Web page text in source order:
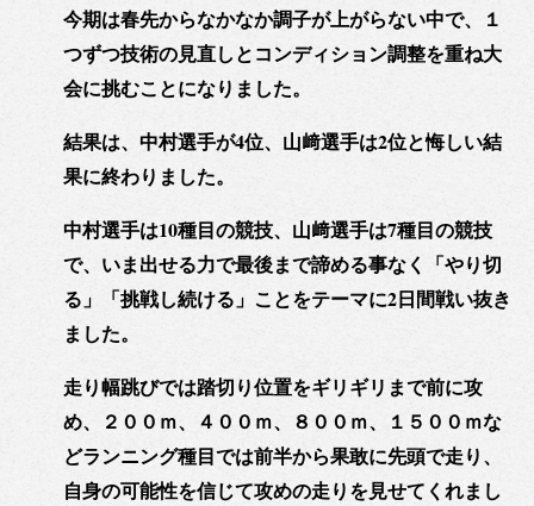
今期は春先からなかなか調子が上がらない中で、１
つずつ技術の見直しとコンディション調整を重ね大
会に挑むことになりました。
結果は、中村選手が4位、山﨑選手は2位と悔しい結
果に終わりました。
中村選手は10種目の競技、山﨑選手は7種目の競技
で、いま出せる力で最後まで諦める事なく「やり切
る」「挑戦し続ける」ことをテーマに2日間戦い抜き
ました。
走り幅跳びでは踏切り位置をギリギリまで前に攻
め、２００ｍ、４００ｍ、８００ｍ、１５００ｍな
どランニング種目では前半から果敢に先頭で走り、
自身の可能性を信じて攻めの走りを見せてくれまし